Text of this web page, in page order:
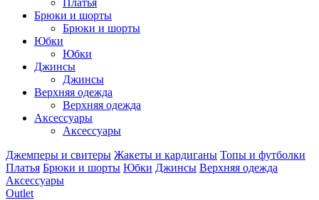
Платья
Брюки и шорты
Брюки и шорты
Юбки
Юбки
Джинсы
Джинсы
Верхняя одежда
Верхняя одежда
Аксессуары
Аксессуары
Джемперы и свитеры Жакеты и кардиганы Топы и футболки
Платья Брюки и шорты Юбки Джинсы Верхняя одежда
Аксессуары
Outlet